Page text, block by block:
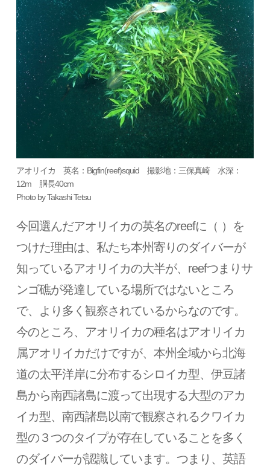
アオリイカ 英名：Bigfin(reef)squid 撮影地：三保真崎 水深：
12m 胴長40cm
Photo by Takashi Tetsu
今回選んだアオリイカの英名のreefに（ ）を
つけた理由は、私たち本州寄りのダイバーが
知っているアオリイカの大半が、reefつまりサ
ンゴ礁が発達している場所ではないところ
で、より多く観察されているからなのです。
今のところ、アオリイカの種名はアオリイカ
属アオリイカだけですが、本州全域から北海
道の太平洋岸に分布するシロイカ型、伊豆諸
島から南西諸島に渡って出現する大型のアカ
イカ型、南西諸島以南で観察されるクワイカ
型の３つのタイプが存在していることを多く
のダイバーが認識しています。つまり、英語